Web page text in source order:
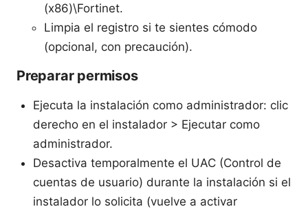
(x86)\Fortinet.
Limpia el registro si te sientes cómodo
(opcional, con precaución).
Preparar permisos
Ejecuta la instalación como administrador: clic
derecho en el instalador > Ejecutar como
administrador.
Desactiva temporalmente el UAC (Control de
cuentas de usuario) durante la instalación si el
instalador lo solicita (vuelve a activar